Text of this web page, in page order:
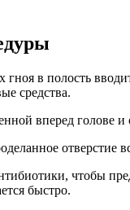
гноя в полость
средства.
вперед голове и
отверстие
чтобы
быстро.